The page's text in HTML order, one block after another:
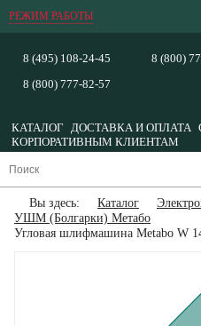
РЕЖИМ РАБОТЫ
8 (495) 108-24-45
8 (800) 777-82-57
8 (800)
КАТАЛОГ ДОСТАВКА И ОПЛАТА
КОРПОРАТИВНЫМ КЛИЕНТАМ
Вы здесь: Каталог
УШМ (Болгарки) Метабо
Угловая шлифмашина Metabo W